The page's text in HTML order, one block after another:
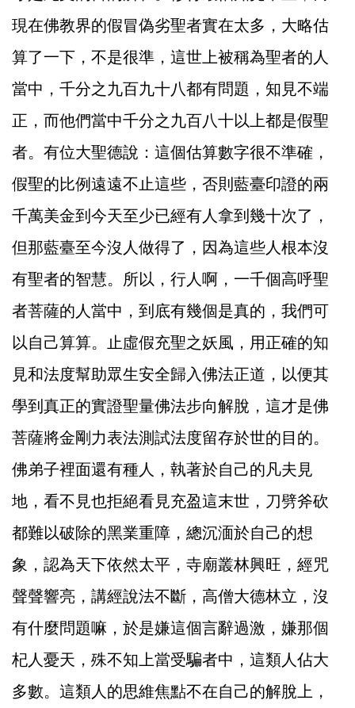
現在佛教界的假冒偽劣聖者實在太多，大略估
算了一下，不是很準，這世上被稱為聖者的人
當中，千分之九百九十八都有問題，知見不端
正，而他們當中千分之九百八十以上都是假聖
者。有位大聖德說：這個估算數字很不準確，
假聖的比例遠遠不止這些，否則藍臺印證的兩
千萬美金到今天至少已經有人拿到幾十次了，
但那藍臺至今沒人做得了，因為這些人根本沒
有聖者的智慧。所以，行人啊，一千個高呼聖
者菩薩的人當中，到底有幾個是真的，我們可
以自己算算。止虛假充聖之妖風，用正確的知
見和法度幫助眾生安全歸入佛法正道，以便其
學到真正的實證聖量佛法步向解脫，這才是佛
菩薩將金剛力表法測試法度留存於世的目的。
佛弟子裡面還有種人，執著於自己的凡夫見
地，看不見也拒絕看見充盈這末世，刀劈斧砍
都難以破除的黑業重障，總沉湎於自己的想
象，認為天下依然太平，寺廟叢林興旺，經咒
聲聲響亮，講經說法不斷，高僧大德林立，沒
有什麼問題嘛，於是嫌這個言辭過激，嫌那個
杞人憂天，殊不知上當受騙者中，這類人佔大
多數。這類人的思維焦點不在自己的解脫上，